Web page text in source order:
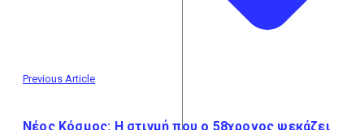
Previous Article
Νέος Κόσμος: Η στιγμή που ο 58χρονος ψεκάζει